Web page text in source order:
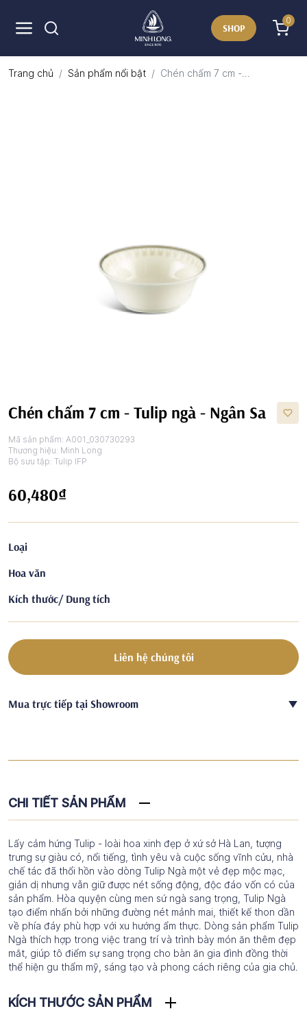
SHOP
0
Trang chủ Sản phẩm nổi bật Chén chấm 7 cm -...
Chén chấm 7 cm - Tulip ngà - Ngân Sa
Mã sản phẩm: A001_030730293
Thương hiệu: Minh Long
Bộ sưu tập: Tulip IFP
60,480₫
Loại
Hoa văn
Kích thước/ Dung tích
Liên hệ chúng tôi
Mua trực tiếp tại Showroom
CHI TIẾT SẢN PHẨM
Lấy cảm hứng Tulip - loài hoa xinh đẹp ở xứ sở Hà Lan, tượng
trưng sự giàu có, nổi tiếng, tình yêu và cuộc sống vĩnh cửu, nhà
chế tác đã thổi hồn vào dòng Tulip Ngà một vẻ đẹp mộc mạc,
giản dị nhưng vẫn giữ được nét sống động, độc đáo vốn có của
sản phẩm. Hòa quyện cùng men sứ ngà sang trọng, Tulip Ngà
tạo điểm nhấn bởi những đường nét mảnh mai, thiết kế thon dần
về phía đáy phù hợp với xu hướng ẩm thực. Dòng sản phẩm Tulip
Ngà thích hợp trong việc trang trí và trình bày món ăn thêm đẹp
mắt, giúp tô điểm sự sang trọng cho bàn ăn gia đình đồng thời
thể hiện gu thẩm mỹ, sáng tạo và phong cách riêng của gia chủ.
KÍCH THƯỚC SẢN PHẨM